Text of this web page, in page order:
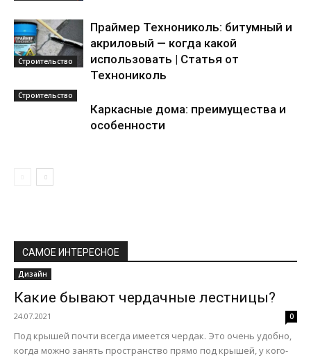
Строительство
Праймер Технониколь: битумный и
акриловый — когда какой
использовать | Статья от
Технониколь
Строительство
Каркасные дома: преимущества и
особенности
САМОЕ ИНТЕРЕСНОЕ
Дизайн
Какие бывают чердачные лестницы?
24.07.2021 0
Под крышей почти всегда имеется чердак. Это очень удобно,
когда можно занять пространство прямо под крышей, у кого-